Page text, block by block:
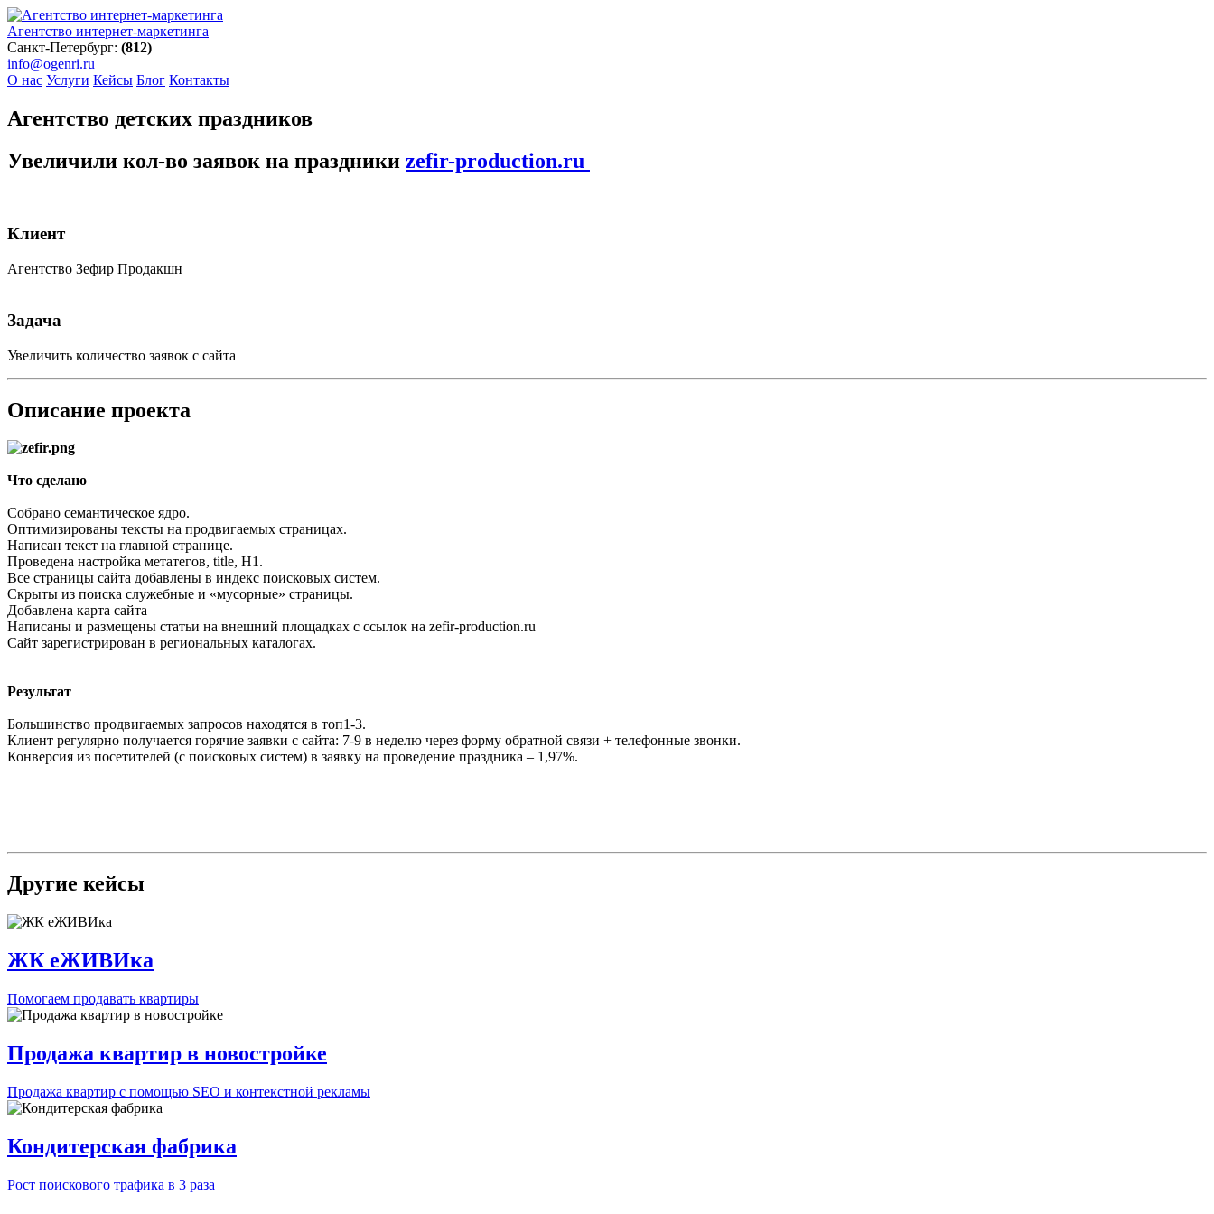
Агентство интернет-маркетинга
Санкт-Петербург: (812)
info@ogenri.ru
О нас Услуги Кейсы Блог Контакты
Агентство детских праздников
Увеличили кол-во заявок на праздники zefir-production.ru
Клиент
Агентство Зефир Продакшн
Задача
Увеличить количество заявок с сайта
Описание проекта
Что сделано
Собрано семантическое ядро.
Оптимизированы тексты на продвигаемых страницах.
Написан текст на главной странице.
Проведена настройка метатегов, title, H1.
Все страницы сайта добавлены в индекс поисковых систем.
Скрыты из поиска служебные и «мусорные» страницы.
Добавлена карта сайта
Написаны и размещены статьи на внешний площадках с ссылок на zefir-production.ru
Сайт зарегистрирован в региональных каталогах.
Результат
Большинство продвигаемых запросов находятся в топ1-3.
Клиент регулярно получается горячие заявки с сайта: 7-9 в неделю через форму обратной связи + телефонные звонки.
Конверсия из посетителей (с поисковых систем) в заявку на проведение праздника – 1,97%.
Другие кейсы
ЖК еЖИВИка
Помогаем продавать квартиры
Продажа квартир в новостройке
Продажа квартир с помощью SEO и контекстной рекламы
Кондитерская фабрика
Рост поискового трафика в 3 раза